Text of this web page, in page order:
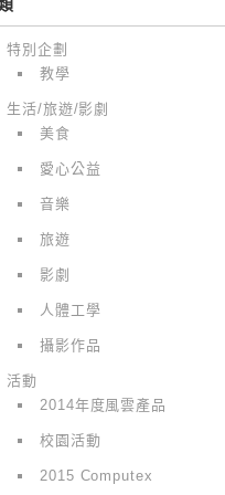
特別企劃
教學
生活/旅遊/影劇
美食
愛心公益
音樂
旅遊
影劇
人體工學
攝影作品
活動
2014年度風雲產品
校園活動
2015 Computex